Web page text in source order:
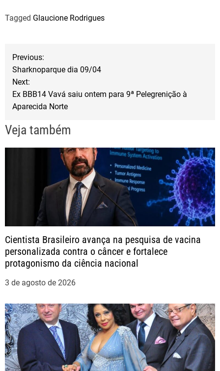
c
o
k
i
a
Tagged Glaucione Rodrigues
N
e
g
o
d
e
P
o
s
Previous:
Sharknoparque dia 09/04
Next:
Ex BBB14 Vavá saiu ontem para 9ª Pelegrenição à
Aparecida Norte
Veja também
Cientista Brasileiro avança na pesquisa de vacina
personalizada contra o câncer e fortalece
protagonismo da ciência nacional
3 de agosto de 2026